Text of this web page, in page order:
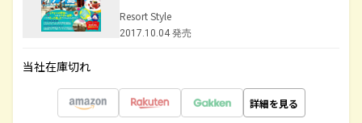
Resort Style
2017.10.04 発売
当社在庫切れ
詳細を見る